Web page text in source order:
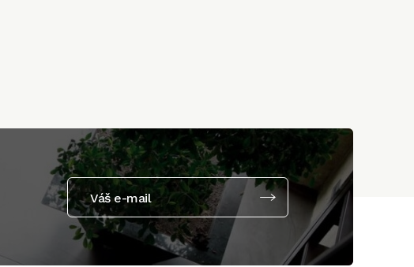
Váš e-mail